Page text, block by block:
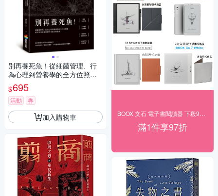
別再養死魚！從細菌管理、行
為心理到營養學的全方位照
護，新手和老手都需要的水族
自救指南【城邦讀書花園】
$695
活動 券
加入購物車
滿1件享97折